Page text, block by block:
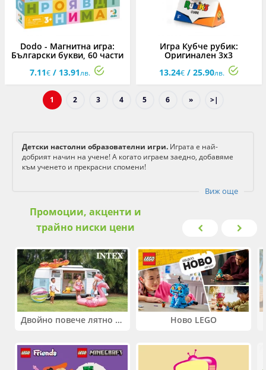
Dodo - Магнитна игра:
Български букви, 60 части
7.11€ / 13.91лв.
Игра Кубче рубик:
Оригинален 3x3
13.24€/ 25.90лв.
1 2 3 4 5 6 » >|
Детски настолни образователни игри. Играта е най-
добрият начин на учене! А когато играем заедно, добавяме
към ученето и прекрасни спомени!
Виж още
Промоции, акценти и
трайно ниски цени
Двойно повече лятно забавление! Купи 2 продукта INTEX и вземи -33% Ново LEGO